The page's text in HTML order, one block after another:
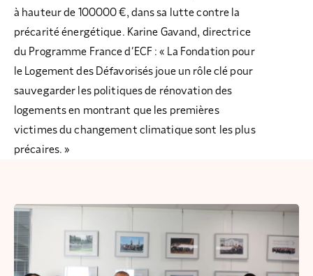
à hauteur de 100000 €, dans sa lutte contre la
précarité énergétique. Karine Gavand, directrice
du Programme France d’ECF : « La Fondation pour
le Logement des Défavorisés joue un rôle clé pour
sauvegarder les politiques de rénovation des
logements en montrant que les premières
victimes du changement climatique sont les plus
précaires. »